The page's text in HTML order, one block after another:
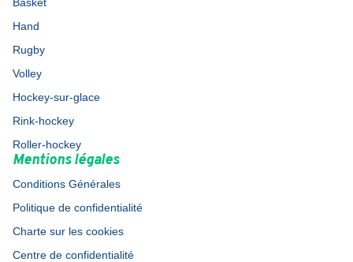
Hand
Rugby
Volley
Hockey-sur-glace
Rink-hockey
Roller-hockey
Mentions légales
Conditions Générales
Politique de confidentialité
Charte sur les cookies
Centre de confidentialité